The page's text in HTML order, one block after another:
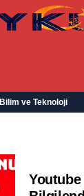
Bilim ve Teknoloji
Youtube